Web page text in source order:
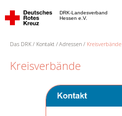
DRK-Landesverband
Hessen e.V.
Das DRK Kontakt Adressen Kreisverbände
Kreisverbände